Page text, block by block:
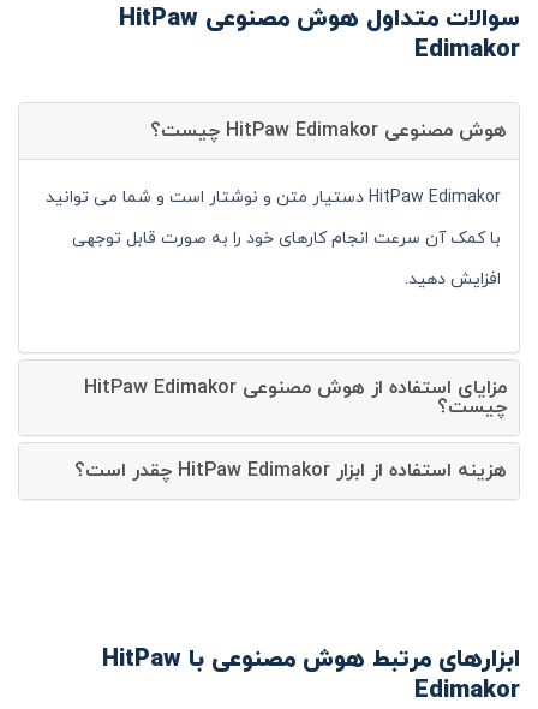
سوالات متداول هوش مصنوعی HitPaw
Edimakor
هوش مصنوعی HitPaw Edimakor چیست؟
HitPaw Edimakor دستیار متن و نوشتار است و شما می توانید
با کمک آن سرعت انجام کارهای خود را به صورت قابل توجهی
افزایش دهید.
مزایای استفاده از هوش مصنوعی HitPaw Edimakor
چیست؟
هزینه استفاده از ابزار HitPaw Edimakor چقدر است؟
ابزارهای مرتبط هوش مصنوعی با HitPaw
Edimakor